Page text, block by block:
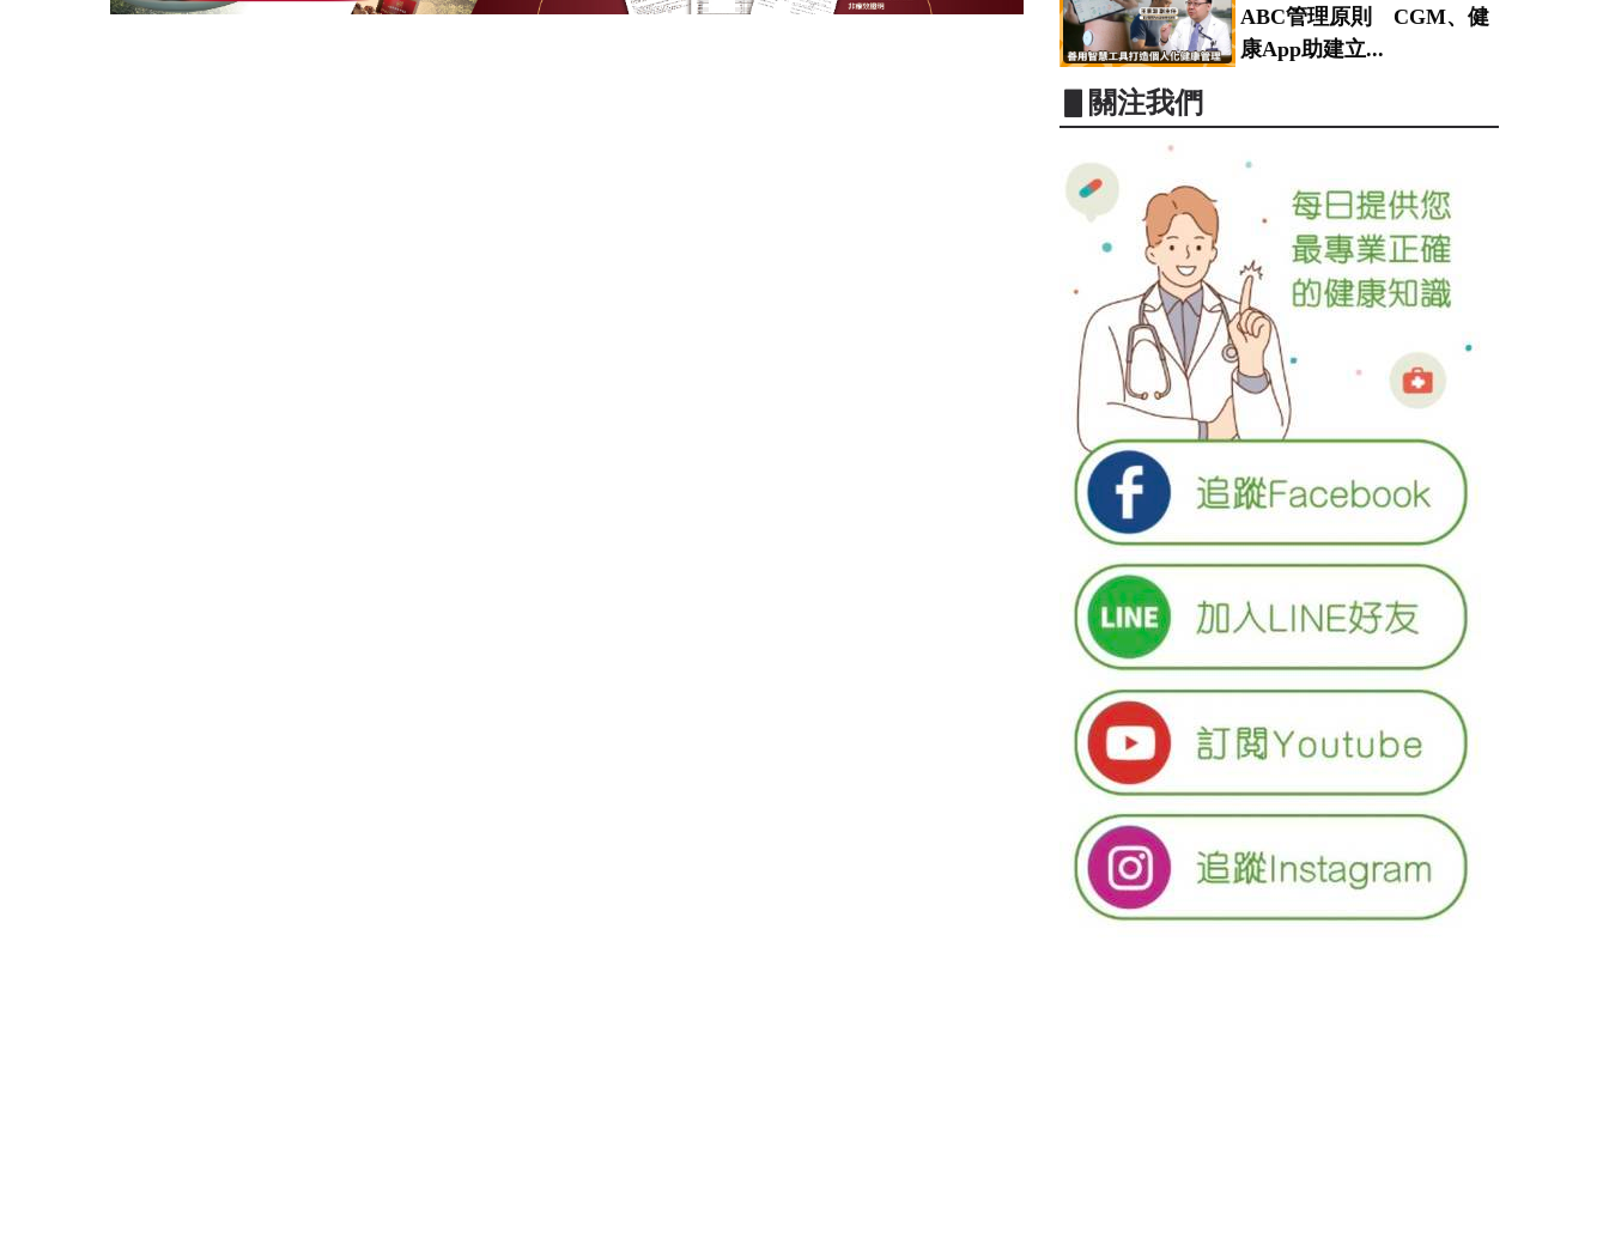
ABC管理原則 CGM、健
康App助建立...
▋關注我們